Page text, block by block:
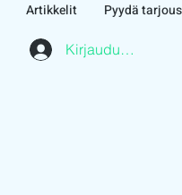
Artikkelit Pyydä tarjous
Kirjaudu